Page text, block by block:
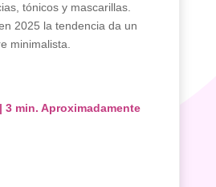
tónicos y mascarillas.
2025 la tendencia da un
minimalista.
|3 min. Aproximadamente